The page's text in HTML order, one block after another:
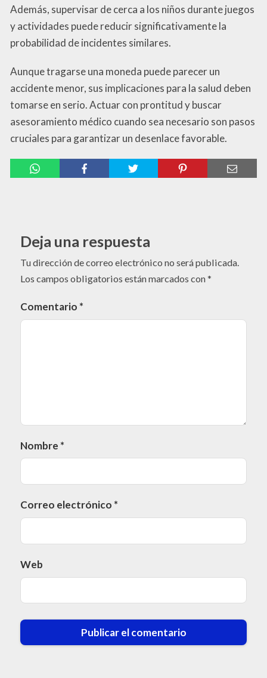
Además, supervisar de cerca a los niños durante juegos
y actividades puede reducir significativamente la
probabilidad de incidentes similares.
Aunque tragarse una moneda puede parecer un
accidente menor, sus implicaciones para la salud deben
tomarse en serio. Actuar con prontitud y buscar
asesoramiento médico cuando sea necesario son pasos
cruciales para garantizar un desenlace favorable.
Deja una respuesta
Tu dirección de correo electrónico no será publicada.
Los campos obligatorios están marcados con*
Comentario *
Nombre *
Correo electrónico *
Web